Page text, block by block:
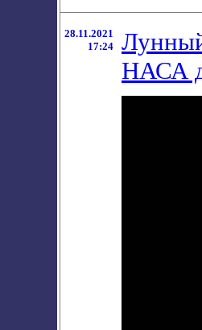
28.11.2021
17:24
НАСА